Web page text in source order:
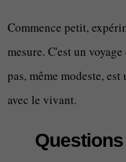
Commence petit,
mesure. C'est un
pas, même modeste,
avec le vivant.